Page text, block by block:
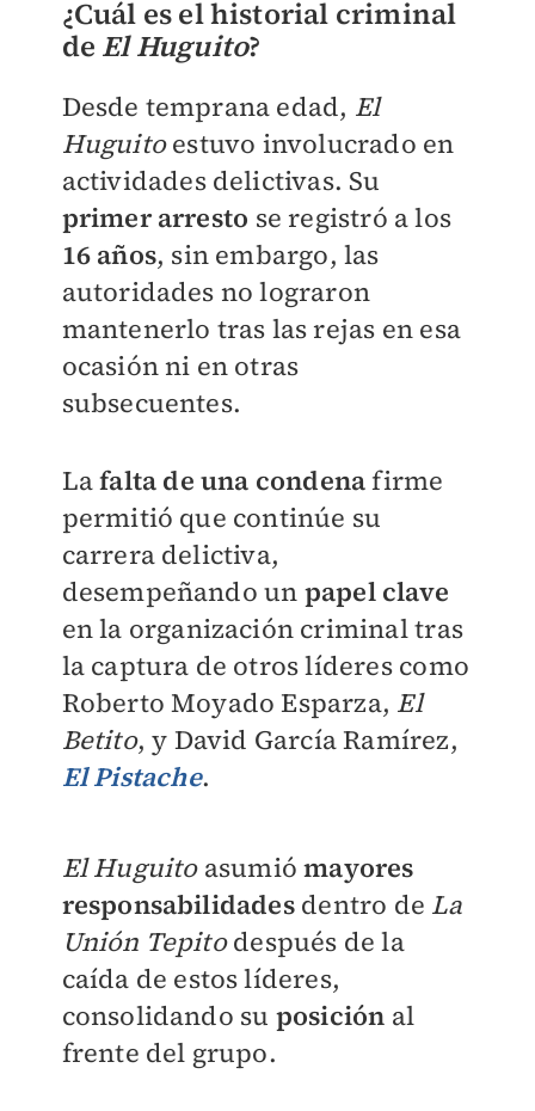
¿Cuál es el historial criminal
de El Huguito?
Desde temprana edad, El
Huguitoestuvo involucrado en
actividades delictivas. Su
primer arresto se registró a los
16 años, sin embargo, las
autoridades no lograron
mantenerlo tras las rejas en esa
ocasión ni en otras
subsecuentes.
Lafalta de una condenafirme
permitió que continúe su
carrera delictiva,
desempeñando un papel clave
en la organización criminal tras
la captura de otros líderes como
Roberto Moyado Esparza, El
Betito, y David García Ramírez,
El Pistache.
El Huguitoasumiómayores
responsabilidadesdentro de La
Unión Tepitodespués de la
caída de estos líderes,
consolidando su posición al
frente del grupo.